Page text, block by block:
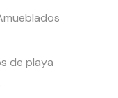
de playa